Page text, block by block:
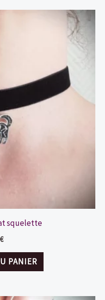
plusieurs
variations.
peuvent
choisies
squelette
€
PANIER